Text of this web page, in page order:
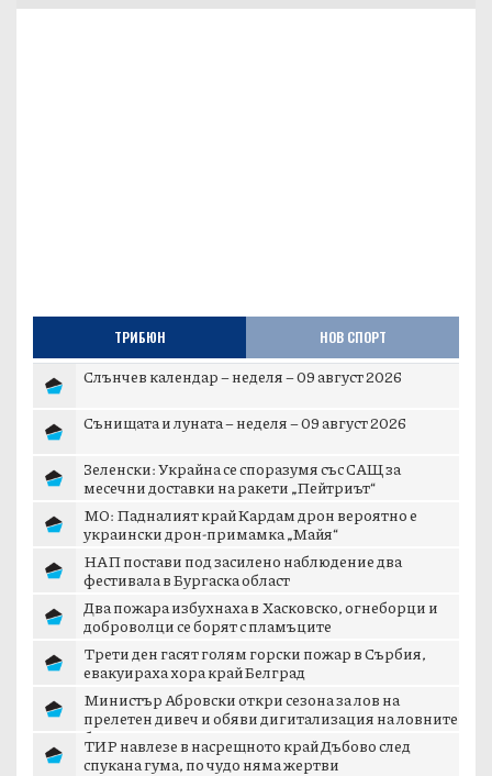
ТРИБЮН НОВ СПОРТ
Слънчев календар – неделя – 09 август 2026
Сънищата и луната – неделя – 09 август 2026
Зеленски: Украйна се споразумя със САЩ за
месечни доставки на ракети „Пейтриът“
МО: Падналият край Кардам дрон вероятно е
украински дрон-примамка „Майя“
НАП постави под засилено наблюдение два
фестивала в Бургаска област
Два пожара избухнаха в Хасковско, огнеборци и
доброволци се борят с пламъците
Трети ден гасят голям горски пожар в Сърбия,
евакуираха хора край Белград
Министър Абровски откри сезона за лов на
прелетен дивеч и обяви дигитализация на ловните
б...
ТИР навлезе в насрещното край Дъбово след
спукана гума, по чудо няма жертви